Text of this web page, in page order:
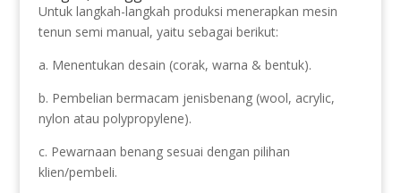
Untuk langkah-langkah produksi menerapkan mesin
tenun semi manual, yaitu sebagai berikut:
a. Menentukan desain (corak, warna & bentuk).
b. Pembelian bermacam jenisbenang (wool, acrylic,
nylon atau polypropylene).
c. Pewarnaan benang sesuai dengan pilihan
klien/pembeli.